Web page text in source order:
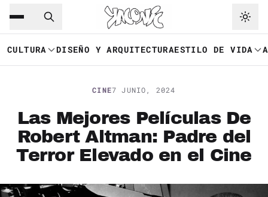
Saltar al contenido principal
CULTURA DISEÑO Y ARQUITECTURAESTILO DE VIDA
CINE7 JUNIO, 2024
Las Mejores Películas De
Robert Altman: Padre del
Terror Elevado en el Cine